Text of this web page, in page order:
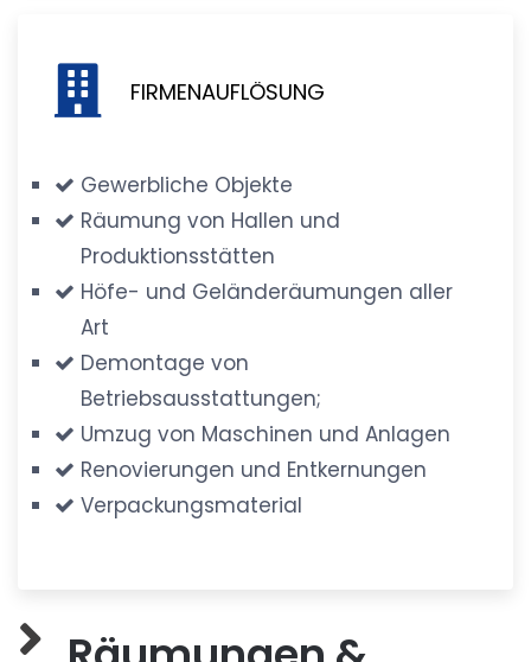
FIRMENAUFLÖSUNG
Gewerbliche Objekte
Räumung von Hallen und
Produktionsstätten
Höfe- und Geländeräumungen aller
Art
Demontage von
Betriebsausstattungen;
Umzug von Maschinen und Anlagen
Renovierungen und Entkernungen
Verpackungsmaterial